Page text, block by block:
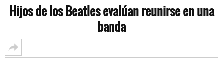
Hijos de los Beatles evalúan reunirse en una
banda